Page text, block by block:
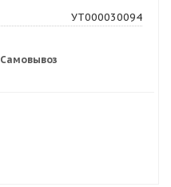
УТ000030094
Самовывоз